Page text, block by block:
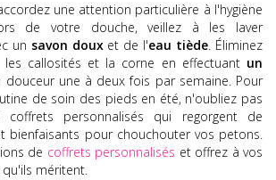
une attention particulière à l'hygiène
de votre douche, veillez à les laver
un savon douxet de l'eau tiède. Éliminez
callosités et la corne en effectuant un
une à deux fois par semaine. Pour
de soin des pieds en été, n'oubliez pas
personnalisés qui regorgent de
bienfaisants pour chouchouter vos petons.
de coffrets personnalisés et offrez à vos
méritent.